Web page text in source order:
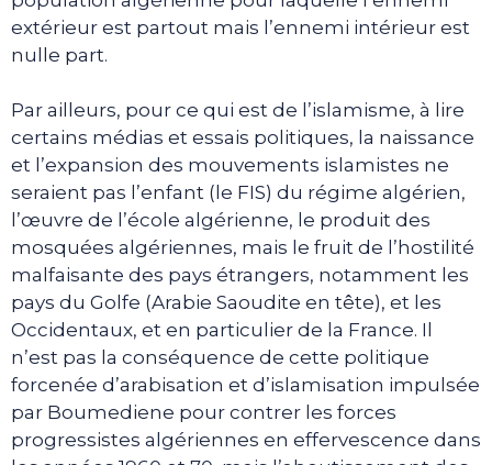
extérieur est partout mais l’ennemi intérieur est
nulle part.
Par ailleurs, pour ce qui est de l’islamisme, à lire
certains médias et essais politiques, la naissance
et l’expansion des mouvements islamistes ne
seraient pas l’enfant (le FIS) du régime algérien,
l’œuvre de l’école algérienne, le produit des
mosquées algériennes, mais le fruit de l’hostilité
malfaisante des pays étrangers, notamment les
pays du Golfe (Arabie Saoudite en tête), et les
Occidentaux, et en particulier de la France. Il
n’est pas la conséquence de cette politique
forcenée d’arabisation et d’islamisation impulsée
par Boumediene pour contrer les forces
progressistes algériennes en effervescence dans